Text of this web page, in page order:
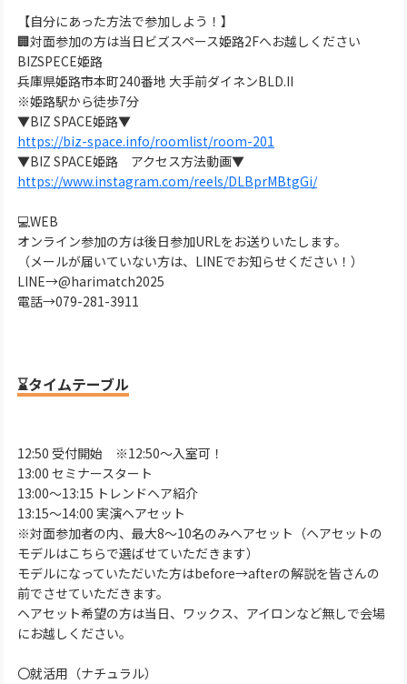
【自分にあった方法で参加しよう！】
🏢対面参加の方は当日ビズスペース姫路2Fへお越しください
BIZSPECE姫路
兵庫県姫路市本町240番地 大手前ダイネンBLD.II
※姫路駅から徒歩7分
▼BIZ SPACE姫路▼
https://biz-space.info/roomlist/room-201
▼BIZ SPACE姫路 アクセス方法動画▼
https://www.instagram.com/reels/DLBprMBtgGi/
💻WEB
オンライン参加の方は後日参加URLをお送りいたします。
（メールが届いていない方は、LINEでお知らせください！）
LINE→@harimatch2025
電話→079-281-3911
⌛タイムテーブル
12:50 受付開始 ※12:50～入室可！
13:00 セミナースタート
13:00～13:15 トレンドヘア紹介
13:15～14:00 実演ヘアセット
※対面参加者の内、最大8～10名のみヘアセット（ヘアセットの
モデルはこちらで選ばせていただきます）
モデルになっていただいた方はbefore→afterの解説を皆さんの
前でさせていただきます。
ヘアセット希望の方は当日、ワックス、アイロンなど無しで会場
にお越しください。
〇就活用（ナチュラル）